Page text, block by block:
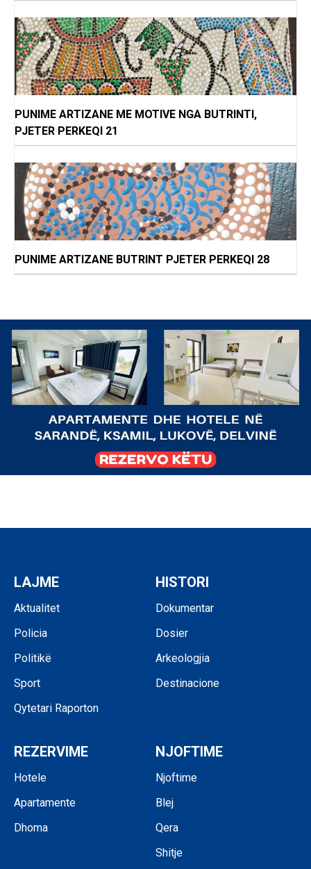
PUNIME ARTIZANE ME MOTIVE NGA BUTRINTI,
PJETER PERKEQI 21
PUNIME ARTIZANE BUTRINT PJETER PERKEQI 28
LAJME
Aktualitet
Policia
Politikë
Sport
Qytetari Raporton
HISTORI
Dokumentar
Dosier
Arkeologjia
Destinacione
REZERVIME
Hotele
Apartamente
Dhoma
NJOFTIME
Njoftime
Blej
Qera
Shitje